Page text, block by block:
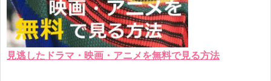
見逃したドラマ・映画・アニメを無料で見る方法